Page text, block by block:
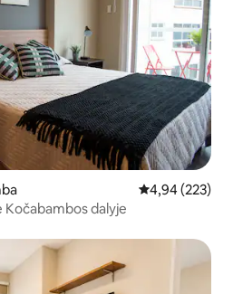
Vidutinis
4,94 (223)
dalyje